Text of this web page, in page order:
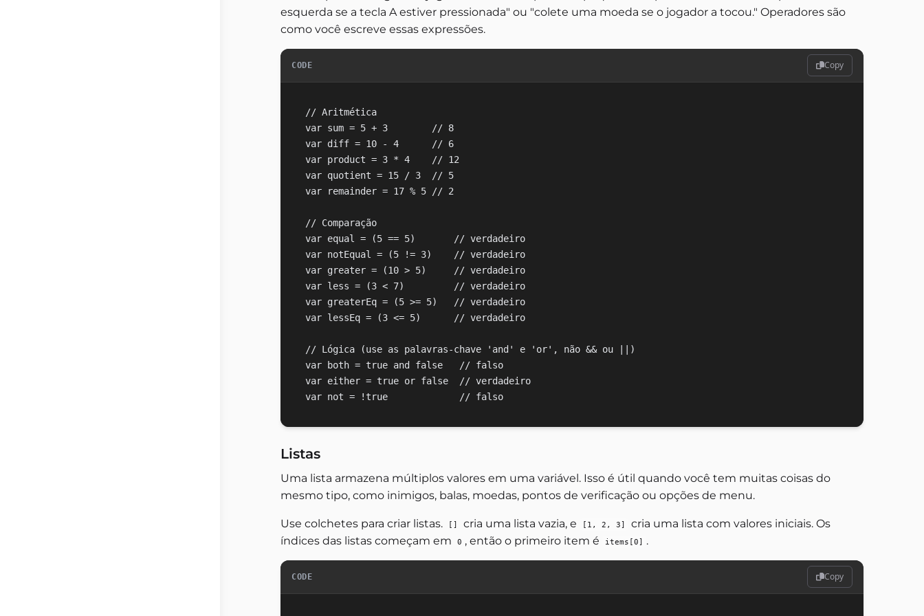
esquerda se a tecla A estiver pressionada" ou "colete uma moeda se o jogador a tocou." Operadores são
como você escreve essas expressões.
CODE Copy
// Aritmética
var sum = 5 + 3        // 8
var diff = 10 - 4      // 6
var product = 3 * 4    // 12
var quotient = 15 / 3  // 5
var remainder = 17 % 5 // 2
// Comparação
var equal = (5 == 5)       // verdadeiro
var notEqual = (5 != 3)    // verdadeiro
var greater = (10 > 5)     // verdadeiro
var less = (3 < 7)         // verdadeiro
var greaterEq = (5 >= 5)   // verdadeiro
var lessEq = (3 <= 5)      // verdadeiro
// Lógica (use as palavras-chave 'and' e 'or', não && ou ||)
var both = true and false   // falso
var either = true or false  // verdadeiro
Listas
Uma lista armazena múltiplos valores em uma variável. Isso é útil quando você tem muitas coisas do
mesmo tipo, como inimigos, balas, moedas, pontos de verificação ou opções de menu.
Use colchetes para criar listas. [] cria uma lista vazia, e [1, 2, 3]
cria uma lista com valores iniciais. Os
índices das listas começam em
0 , então o primeiro item é items[0] .
CODE Copy